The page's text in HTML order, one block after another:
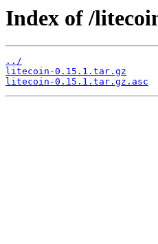
Index of /
../
litecoin-0.15.1.tar.gz
litecoin-0.15.1.tar.gz.asc